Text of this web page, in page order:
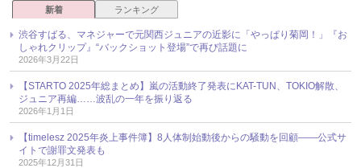
新着 ランキング
渋谷すばる、マネジャーで元関西ジュニアの近影に「やっぱり菊岡！」『お
しゃれクリップ』“バックショット登場”で再び話題に
2026年3月22日
【STARTO 2025年総まとめ】嵐の活動終了発表にKAT-TUN、TOKIO解散、
ジュニア再編……波乱の一年を振り返る
2026年1月1日
【timelesz 2025年炎上事件簿】8人体制始動後からの騒動を回顧――公式サ
イトで謝罪文発表も
2025年12月31日